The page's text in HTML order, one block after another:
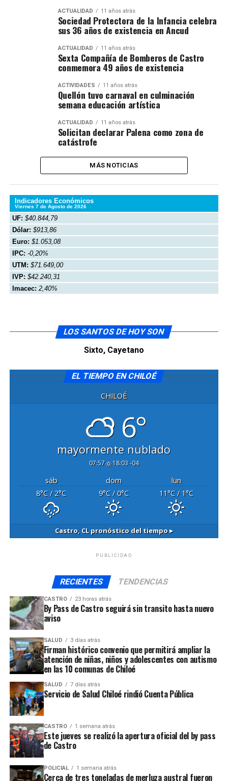
ACTUALIDAD 11 años atrás
Sociedad Protectora de la Infancia celebra
sus 36 años de existencia en Ancud
ACTUALIDAD 11 años atrás
Sexta Compañía de Bomberos de Castro
conmemora 49 años de existencia
ACTIVIDADES 11 años atrás
Quellón tuvo carnaval en culminación
semana educación artística
ACTUALIDAD 11 años atrás
Solicitan declarar Palena como zona de
catástrofe
MÁS NOTICIAS
Indicadores Económicos
Viernes 7 de Agosto de 2026
UF: $40.844,79
Dólar: $913,86
Euro: $1.053,08
IPC: -0,20%
UTM: $71.649,00
IVP: $42.240,31
Imacec: 2,40%
LOS SANTOS DE HOY SON
Sixto, Cayetano
EL TIEMPO EN CHILOÉ
CHILOÉ
6°
mayormente nublado
07:57 18:03 -04
sáb dom
lun
8°C/ 2°C 9°C/ 0°C 11°C/ 1°C
Castro, CLpronóstico del tiempo ▸
PUBLICIDAD
RECIENTES TENDENCIAS
CASTRO 23 horas atrás
By Pass de Castro seguirá sin transito hasta nuevo
aviso
SALUD 3 días atrás
Firman histórico convenio que permitirá ampliar la
atención de niñas, niños y adolescentes con autismo
en las 10 comunas de Chiloé
SALUD 7 días atrás
Servicio de Salud Chiloé rindió Cuenta Pública
CASTRO 1 semana atrás
Este jueves se realizó la apertura oficial del by pass
de Castro
POLICIAL 1 semana atrás
Cerca de tres toneladas de merluza austral fueron